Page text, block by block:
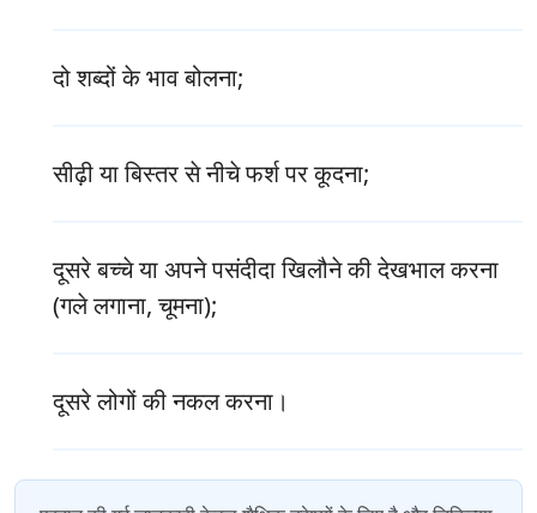
दो शब्दों के भाव बोलना;
सीढ़ी या बिस्तर से नीचे फर्श पर कूदना;
दूसरे बच्चे या अपने पसंदीदा खिलौने की देखभाल करना
(गले लगाना, चूमना);
दूसरे लोगों की नकल करना।